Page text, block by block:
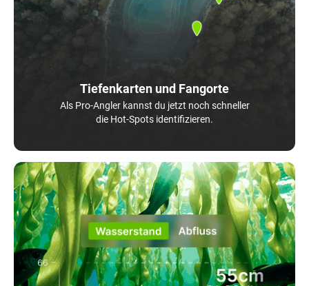
Tiefenkarten und Fangorte
Als Pro-Angler kannst du jetzt noch schneller
die Hot-Spots identifizieren.